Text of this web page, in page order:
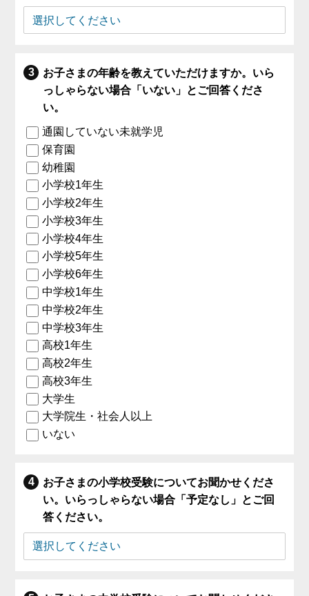
お子さまの年齢を教えていただけますか。いら
っしゃらない場合「いない」とご回答くださ
い。
通園していない未就学児
保育園
幼稚園
小学校1年生
小学校2年生
小学校3年生
小学校4年生
小学校5年生
小学校6年生
中学校1年生
中学校2年生
中学校3年生
高校1年生
高校2年生
高校3年生
大学生
大学院生・社会人以上
いない
お子さまの小学校受験についてお聞かせくださ
い。いらっしゃらない場合「予定なし」とご回
答ください。